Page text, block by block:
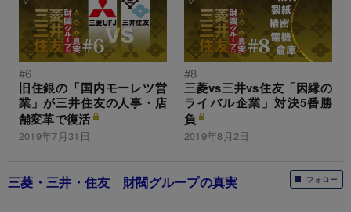
#6
旧住銀の「国内モーレツ営
業」が三井住友の人事・店
舗変革で復活
2019年7月31日
#8
三菱vs三井vs住友「因縁の
ライバル企業」対決5番勝
負
2019年8月2日
フォロー
三菱・三井・住友 財閥グループの真実